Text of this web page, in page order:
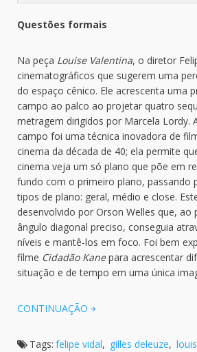
Questões formais
Na peça Louise Valentina, o diretor
cinematográficos que sugerem uma
do espaço cênico. Ele acrescenta uma
campo ao palco ao projetar quatro
metragem dirigidos por Marcela Lordy.
campo foi uma técnica inovadora de
cinema da década de 40; ela permite
cinema veja um só plano que põe em
fundo com o primeiro plano, passando
tipos de plano: geral, médio e close.
desenvolvido por Orson Welles que, ao
ângulo diagonal preciso, conseguia
níveis e mantê-los em foco. Foi bem
filme Cidadão Kanepara acrescentar
situação e de tempo em uma única
CONTINUAÇÃO
Tags: felipe vidal, gilles deleuze,